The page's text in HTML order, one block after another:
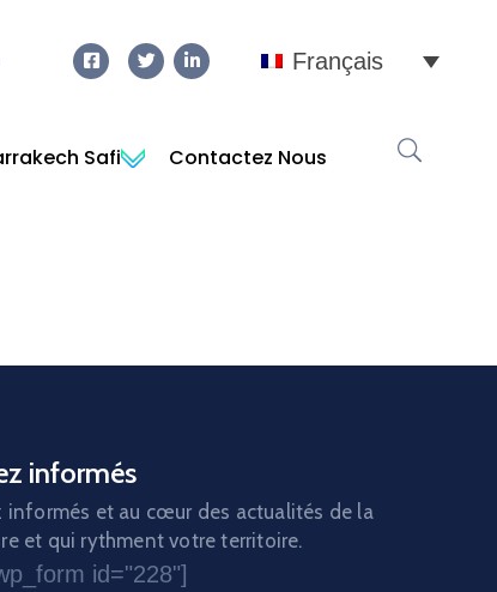
Français
Safi Contactez Nous
informés
informés et au cœur des actualités de la
et qui rythment votre territoire.
id="228"]